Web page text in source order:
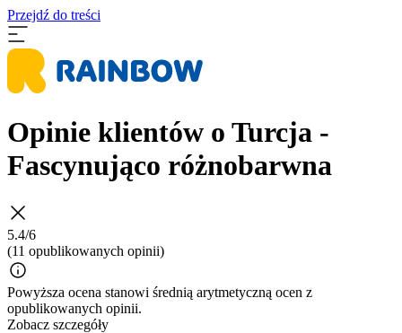
Przejdź do treści
Opinie klientów o Turcja -
Fascynująco różnobarwna
5.4/6
(11 opublikowanych opinii)
Powyższa ocena stanowi średnią arytmetyczną ocen z
opublikowanych opinii.
Zobacz szczegóły